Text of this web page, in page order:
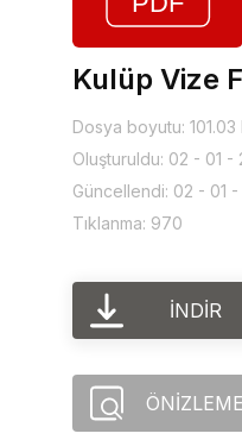
Kulüp Vize
Dosya boyutu: 101.03
Oluşturuldu: 02 - 01 -
Güncellendi: 02 - 01
Tıklanma: 970
İNDIR
ÖNIZLEME